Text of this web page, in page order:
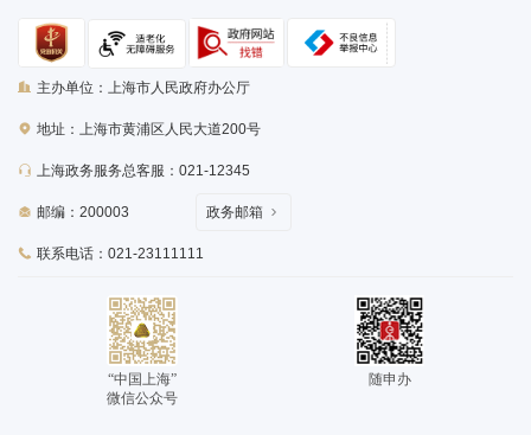
主办单位：上海市人民政府办公厅
地址：上海市黄浦区人民大道200号
上海政务服务总客服：021-12345
邮编：200003
联系电话：021-23111111
政务邮箱
“中国上海”
微信公众号
随申办